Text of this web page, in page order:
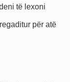
të lexoni
për atë